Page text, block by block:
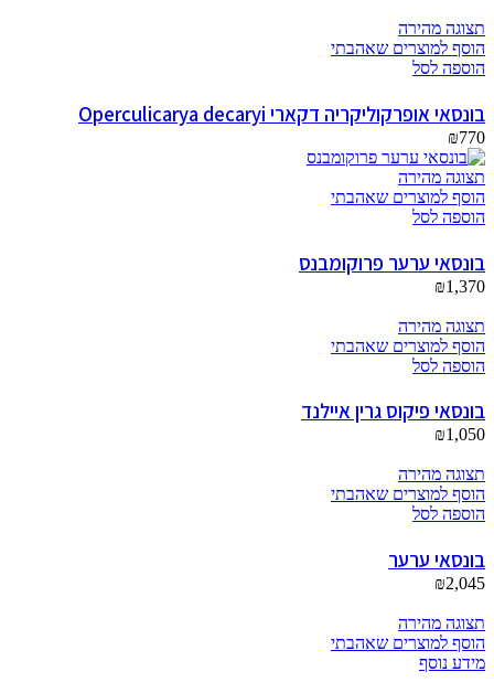
תצוגה מהירה
הוסף למוצרים שאהבתי
הוספה לסל
בונסאי אופרקוליקריה דקארי Operculicarya decaryi
₪770
תצוגה מהירה
הוסף למוצרים שאהבתי
הוספה לסל
בונסאי ערער פרוקומבנס
₪1,370
תצוגה מהירה
הוסף למוצרים שאהבתי
הוספה לסל
בונסאי פיקוס גרין איילנד
₪1,050
תצוגה מהירה
הוסף למוצרים שאהבתי
הוספה לסל
בונסאי ערער
₪2,045
תצוגה מהירה
הוסף למוצרים שאהבתי
מידע נוסף